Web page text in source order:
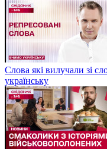
Слова які вилучали зі
українську